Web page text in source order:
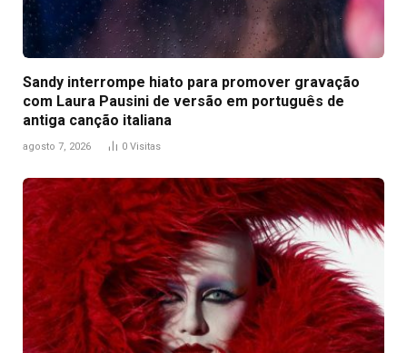
Sandy interrompe hiato para promover gravação
com Laura Pausini de versão em português de
antiga canção italiana
agosto 7, 2026 0 Visitas